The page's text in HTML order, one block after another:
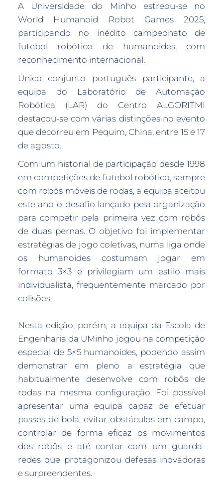
A Universidade do Minho estreou-se no
World Humanoid Robot Games 2025,
participando no inédito campeonato de
futebol robótico de humanoides, com
reconhecimento internacional.
Único conjunto português participante, a
equipa do Laboratório de Automação
Robótica (LAR) do Centro ALGORITMI
destacou-se com várias distinções no evento
que decorreu em Pequim, China, entre 15 e 17
de agosto.
Com um historial de participação desde 1998
em competições de futebol robótico, sempre
com robôs móveis de rodas, a equipa aceitou
este ano o desafio lançado pela organização
para competir pela primeira vez com robôs
de duas pernas. O objetivo foi implementar
estratégias de jogo coletivas, numa liga onde
os humanoides costumam jogar em
formato 3×3 e privilegiam um estilo mais
individualista, frequentemente marcado por
colisões.
Nesta edição, porém, a equipa da Escola de
Engenharia da UMinho jogou na competição
especial de 5×5 humanoides, podendo assim
demonstrar em pleno a estratégia que
habitualmente desenvolve com robôs de
rodas na mesma configuração. Foi possível
apresentar uma equipa capaz de efetuar
passes de bola, evitar obstáculos em campo,
controlar de forma eficaz os movimentos
dos robôs e até contar com um guarda-
redes que protagonizou defesas inovadoras
e surpreendentes.